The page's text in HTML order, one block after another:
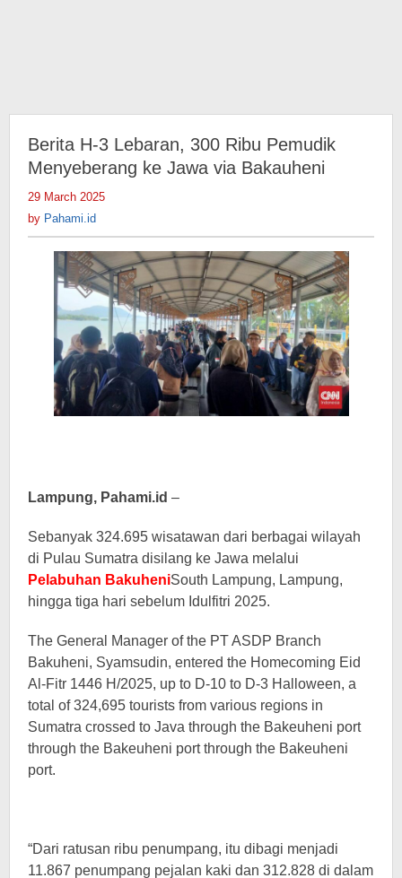
Berita H-3 Lebaran, 300 Ribu Pemudik
Menyeberang ke Jawa via Bakauheni
29 March 2025
by Pahami.id
Lampung, Pahami.id –
Sebanyak 324.695 wisatawan dari berbagai wilayah
di Pulau Sumatra disilang ke Jawa melalui
Pelabuhan BakuheniSouth Lampung, Lampung,
hingga tiga hari sebelum Idulfitri 2025.
The General Manager of the PT ASDP Branch
Bakuheni, Syamsudin, entered the Homecoming Eid
Al-Fitr 1446 H/2025, up to D-10 to D-3 Halloween, a
total of 324,695 tourists from various regions in
Sumatra crossed to Java through the Bakeuheni port
through the Bakeuheni port through the Bakeuheni
port.
“Dari ratusan ribu penumpang, itu dibagi menjadi
11.867 penumpang pejalan kaki dan 312.828 di dalam